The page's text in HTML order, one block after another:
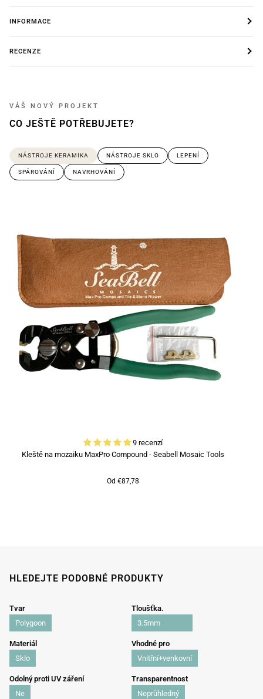
INFORMACE
RECENZE
VÁŠ NOVÝ PROJEKT
CO JEŠTĚ POTŘEBUJETE?
NÁSTROJE KERAMIKA NÁSTROJE SKLO LEPENÍ
SPÁROVÁNÍ NAVRHOVÁNÍ
9 recenzí
Kleště na mozaiku MaxPro Compound - Seabell Mosaic Tools
Od €87,78
HLEDEJTE PODOBNÉ PRODUKTY
Tvar
Polygoon
Tloušťka.
3.5mm
Materiál
Sklo
Vhodné pro
Vnitřní+venkovní
Odolný proti UV záření
Ne
Transparentnost
Neprůhledný